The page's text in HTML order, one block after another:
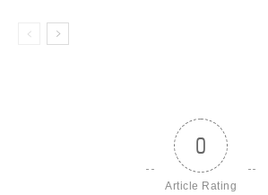
0
Article Rating